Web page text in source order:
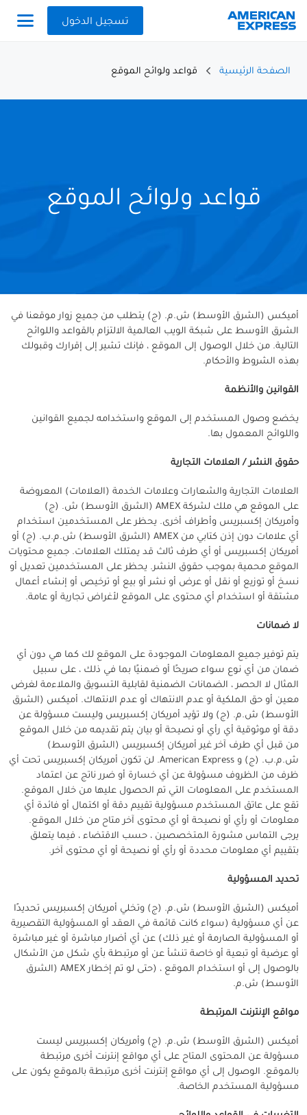
تسجيل الدخول
الصفحة الرئيسية قواعد ولوائح الموقع
قواعد ولوائح الموقع
أميكس (الشرق الأوسط) ش.م. (ج) يتطلب من جميع زوار موقعنا في
الشرق الأوسط على شبكة الويب العالمية الالتزام بالقواعد واللوائح
التالية. من خلال الوصول إلى الموقع ، فإنك تشير إلى إقرارك وقبولك
بهذه الشروط والأحكام.
القوانين والأنظمة
يخضع وصول المستخدم إلى الموقع واستخدامه لجميع القوانين
واللوائح المعمول بها.
حقوق النشر / العلامات التجارية
العلامات التجارية والشعارات وعلامات الخدمة (العلامات) المعروضة
على الموقع هي ملك لشركة AMEX (الشرق الأوسط) ش. (ج)
وأمريكان إكسبريس وأطراف أخرى. يحظر على المستخدمين استخدام
أي علامات دون إذن كتابي من AMEX (الشرق الأوسط) ش.م.ب. (ج) أو
أمريكان إكسبريس أو أي طرف ثالث قد يمتلك العلامات. جميع محتويات
الموقع محمية بموجب حقوق النشر. يحظر على المستخدمين تعديل أو
نسخ أو توزيع أو نقل أو عرض أو نشر أو بيع أو ترخيص أو إنشاء أعمال
مشتقة أو استخدام أي محتوى على الموقع لأغراض تجارية أو عامة.
لا ضمانات
يتم توفير جميع المعلومات الموجودة على الموقع لك كما هي دون أي
ضمان من أي نوع سواء صريحًا أو ضمنيًا بما في ذلك ، على سبيل
المثال لا الحصر ، الضمانات الضمنية لقابلية التسويق والملاءمة لغرض
معين أو حق الملكية أو عدم الانتهاك أو عدم الانتهاك. أميكس (الشرق
الأوسط) ش.م. (ج) ولا تؤيد أمريكان إكسبريس وليست مسؤولة عن
دقة أو موثوقية أي رأي أو نصيحة أو بيان يتم تقديمه من خلال الموقع
من قبل أي طرف آخر غير أمريكان إكسبريس (الشرق الأوسط)
ش.م.ب. (ج) و American Express. لن تكون أمريكان إكسبريس تحت أي
ظرف من الظروف مسؤولة عن أي خسارة أو ضرر ناتج عن اعتماد
المستخدم على المعلومات التي تم الحصول عليها من خلال الموقع.
تقع على عاتق المستخدم مسؤولية تقييم دقة أو اكتمال أو فائدة أي
معلومات أو رأي أو نصيحة أو أي محتوى آخر متاح من خلال الموقع.
يرجى التماس مشورة المتخصصين ، حسب الاقتضاء ، فيما يتعلق
بتقييم أي معلومات محددة أو رأي أو نصيحة أو أي محتوى آخر.
تحديد المسؤولية
أميكس (الشرق الأوسط) ش.م. (ج) وتخلي أمريكان إكسبريس تحديدًا
عن أي مسؤولية (سواء كانت قائمة في العقد أو المسؤولية التقصيرية
أو المسؤولية الصارمة أو غير ذلك) عن أي أضرار مباشرة أو غير مباشرة
أو عرضية أو تبعية أو خاصة تنشأ عن أو مرتبطة بأي شكل من الأشكال
بالوصول إلى أو استخدام الموقع ، (حتى لو تم إخطار AMEX (الشرق
الأوسط) ش.م.
مواقع الإنترنت المرتبطة
أميكس (الشرق الأوسط) ش.م. (ج) وأمريكان إكسبريس ليست
مسؤولة عن المحتوى المتاح على أي مواقع إنترنت أخرى مرتبطة
بالموقع. الوصول إلى أي مواقع إنترنت أخرى مرتبطة بالموقع يكون على
مسؤولية المستخدم الخاصة.